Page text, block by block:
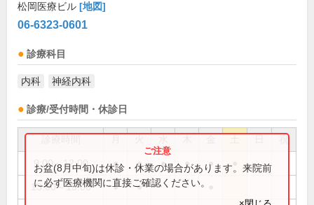
松岡医療ビル [地図]
06-6323-0601
診療科目
内科 神経内科
診療/受付時間・休診日
祝
9:00～12:00 ● ● ● ● ●
13:00～15:00 ● ●
お盆(8月中旬)は休診・休業の場合があります。来院前
に必ず医療機関に直接ご確認ください。